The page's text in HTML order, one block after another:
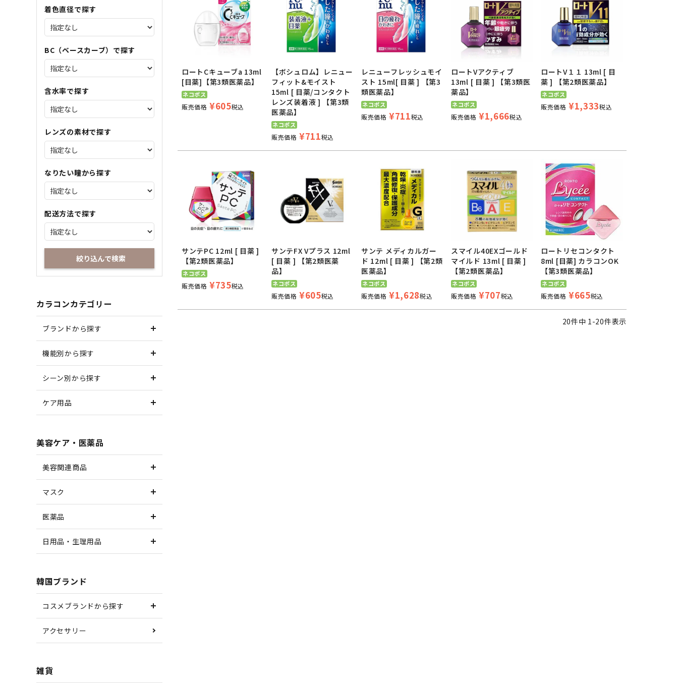
着色直径で探す
BC（ベースカーブ）で探す
含水率で探す
レンズの素材で探す
なりたい瞳から探す
配送方法で探す
絞り込んで検索
カラコンカテゴリー
ブランドから探す
機能別から探す
シーン別から探す
ケア用品
美容ケア・医薬品
美容関連商品
マスク
医薬品
日用品・生理用品
韓国ブランド
コスメブランドから探す
アクセサリー
雑貨
ロートCキューブa 13ml
[目薬]【第3類医薬品】
ネコポス
販売価格 ¥605税込
【ボシュロム】レニュー
フィット&モイスト
15ml [ 目薬/コンタクト
レンズ装着液 ] 【第3類
医薬品】
ネコポス
販売価格 ¥711税込
レニューフレッシュモイ
スト 15ml[ 目薬 ] 【第3
類医薬品】
ネコポス
販売価格 ¥711税込
ロートVアクティブ
13ml [ 目薬 ] 【第3類医
薬品】
ネコポス
販売価格 ¥1,666税込
ロートV１１ 13ml [ 目
薬 ] 【第2類医薬品】
ネコポス
販売価格 ¥1,333税込
サンテPC 12ml [ 目薬 ]
【第2類医薬品】
ネコポス
販売価格 ¥735税込
サンテFX Vプラス 12ml
[ 目薬 ] 【第2類医薬
品】
ネコポス
販売価格 ¥605税込
サンテ メディカルガー
ド 12ml [ 目薬 ] 【第2類
医薬品】
ネコポス
販売価格 ¥1,628税込
スマイル40EXゴールド
マイルド 13ml [ 目薬 ]
【第2類医薬品】
ネコポス
販売価格 ¥707税込
ロートリセコンタクト
8ml [目薬] カラコンOK
【第3類医薬品】
ネコポス
販売価格 ¥665税込
20件中 1-20件表示